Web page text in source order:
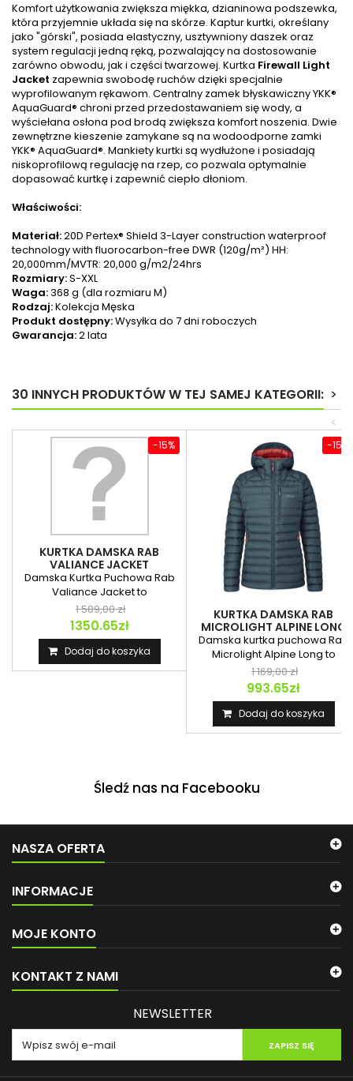
Komfort użytkowania zwiększa miękka, dzianinowa podszewka,
która przyjemnie układa się na skórze. Kaptur kurtki, określany
jako "górski", posiada elastyczny, usztywniony daszek oraz
system regulacji jedną ręką, pozwalający na dostosowanie
zarówno obwodu, jak i części twarzowej. Kurtka Firewall Light
Jacket zapewnia swobodę ruchów dzięki specjalnie
wyprofilowanym rękawom. Centralny zamek błyskawiczny YKK®
AquaGuard® chroni przed przedostawaniem się wody, a
wyściełana osłona pod brodą zwiększa komfort noszenia. Dwie
zewnętrzne kieszenie zamykane są na wodoodporne zamki
YKK® AquaGuard®. Mankiety kurtki są wydłużone i posiadają
niskoprofilową regulację na rzep, co pozwala optymalnie
dopasować kurtkę i zapewnić ciepło dłoniom.
Właściwości:
Materiał:20D Pertex® Shield 3-Layer construction waterproof
technology with fluorocarbon-free DWR (120g/m²) HH:
20,000mm/MVTR: 20,000 g/m2/24hrs
Rozmiary:S-XXL
Waga:368 g (dla rozmiaru M)
Rodzaj:Kolekcja Męska
Produkt dostępny:Wysyłka do 7 dni roboczych
Gwarancja:2 lata
30 INNYCH PRODUKTÓW W TEJ SAMEJ KATEGORII: >
<
KURTKA DAMSKA RAB
VALIANCE JACKET
Damska Kurtka Puchowa Rab
Valiance Jacket to
wodoodporna izolacja...
1 589,00 zł
1350.65zł
-15%
Dodaj do koszyka
KURTKA DAMSKA RAB
MICROLIGHT ALPINE LONG
JACKET
Damska kurtka puchowa Rab
Microlight Alpine Long to
wydłużony model...
1 169,00 zł
993.65zł
-15%
Dodaj do koszyka
Śledź nas na Facebooku
NASZA OFERTA
INFORMACJE
MOJE KONTO
KONTAKT Z NAMI
NEWSLETTER
ZAPISZ SIĘ